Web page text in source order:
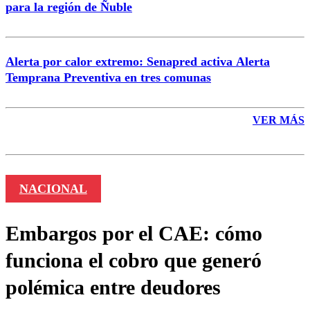
para la región de Ñuble
Alerta por calor extremo: Senapred activa Alerta
Temprana Preventiva en tres comunas
VER MÁS
NACIONAL
Embargos por el CAE: cómo
funciona el cobro que generó
polémica entre deudores